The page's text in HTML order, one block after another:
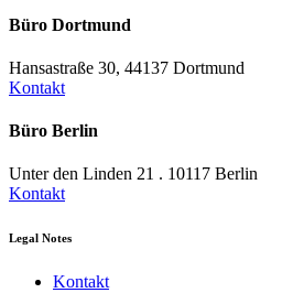
Büro Dortmund
Hansastraße 30, 44137 Dortmund
Kontakt
Büro Berlin
Unter den Linden 21 . 10117 Berlin
Kontakt
Legal Notes
Kontakt